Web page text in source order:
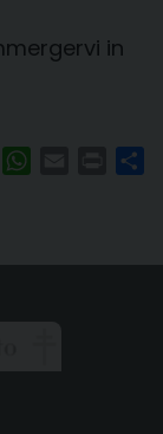
in
TelegramWhatsAppPrint